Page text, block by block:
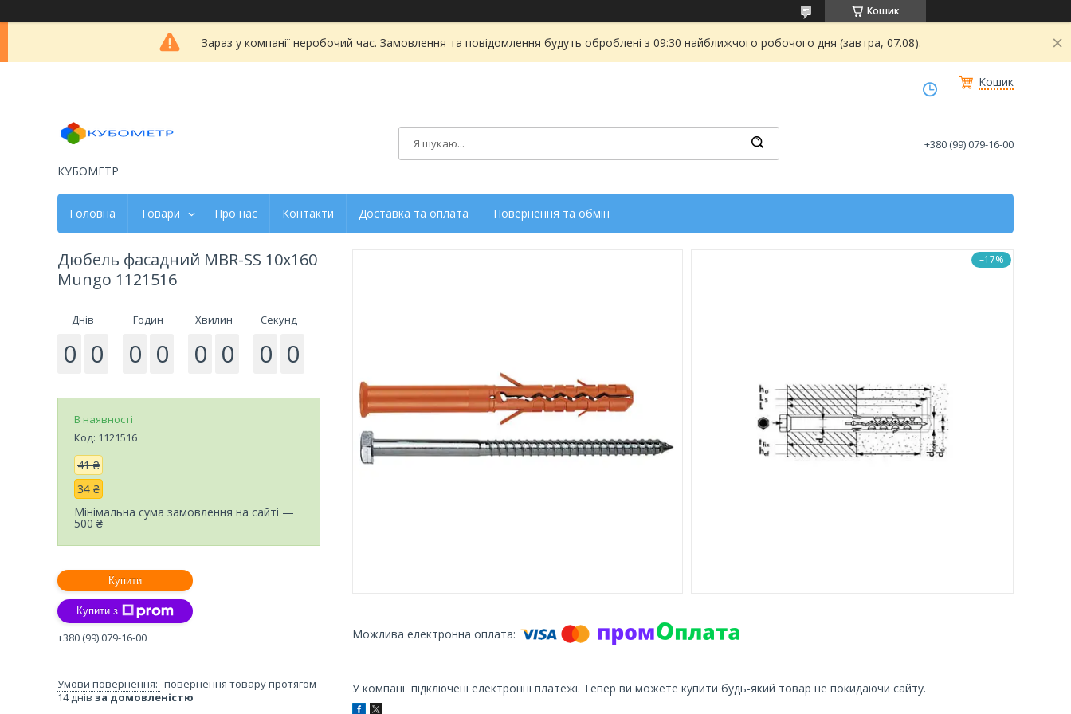
Кошик
Зараз у компанії неробочий час. Замовлення та повідомлення будуть оброблені з 09:30 найближчого робочого дня (завтра, 07.08).
Кошик
КУБОМЕТР
+380 (99) 079-16-00
Головна Товари Про нас Контакти Доставка та оплата Повернення та обмін
–17%
У компанії підключені електронні платежі. Тепер ви можете купити будь-який товар не покидаючи сайту.
Дюбель фасадний MBR-SS 10х160
Mungo 1121516
Днів
0 0
Годин
0 0
Хвилин
0 0
Секунд
0 0
В наявності
Код: 1121516
41 ₴
34 ₴
Мінімальна сума замовлення на сайті —
500 ₴
Купити
Купити з
+380 (99) 079-16-00
повернення товару протягом
14 днів за домовленістю